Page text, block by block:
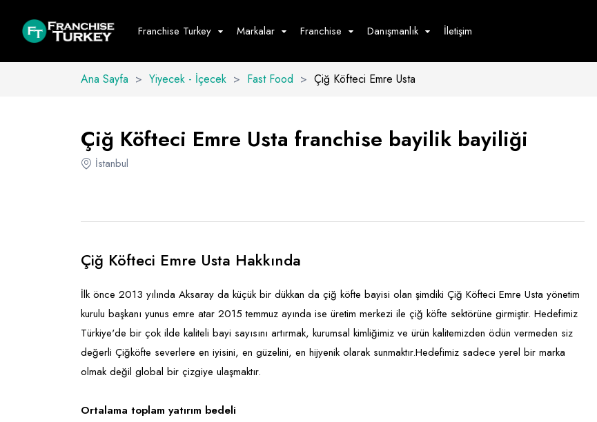
Franchise Turkey Markalar
Yiyecek - İçecek
Hepsini Göster
Franchise Danışmanlık İletişim
Ana Sayfa > Yiyecek - İçecek > Fast Food > Çiğ Köfteci Emre Usta
Çiğ Köfteci Emre Usta franchise bayilik bayiliği
İstanbul
Çiğ Köfteci Emre Usta Hakkında
İlk önce 2013 yılında Aksaray da küçük bir dükkan da çiğ köfte bayisi olan şimdiki Çiğ Köfteci Emre Usta yönetim
kurulu başkanı yunus emre atar 2015 temmuz ayında ise üretim merkezi ile çiğ köfte sektörüne girmiştir. Hedefimiz
Türkiye'de bir çok ilde kaliteli bayi sayısını artırmak, kurumsal kimliğimiz ve ürün kalitemizden ödün vermeden siz
değerli Çiğköfte severlere en iyisini, en güzelini, en hijyenik olarak sunmaktır.Hedefimiz sadece yerel bir marka
olmak değil global bir çizgiye ulaşmaktır.
Ortalama toplam yatırım bedeli